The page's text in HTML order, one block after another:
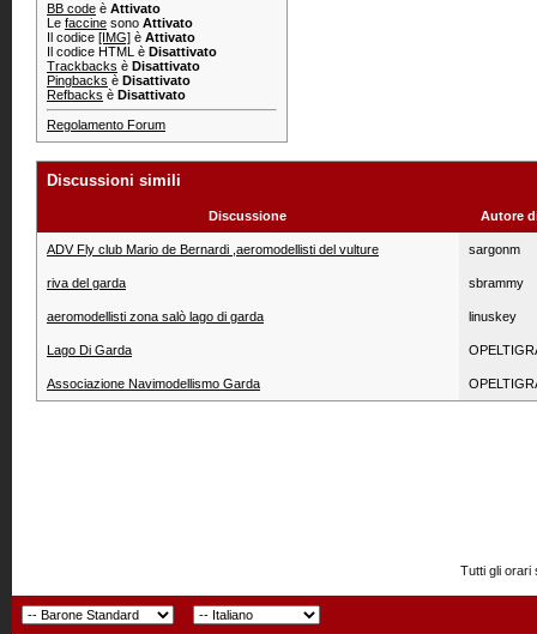
BB code è Attivato
Le faccine sono Attivato
Il codice [IMG] è Attivato
Il codice HTML è Disattivato
Trackbacks è Disattivato
Pingbacks è Disattivato
Refbacks è Disattivato
Regolamento Forum
Discussioni simili
Discussione Autore
ADV Fly club Mario de Bernardi ,aeromodellisti del vulture sargonm
riva del garda sbrammy
aeromodellisti zona salò lago di garda linuskey
Lago Di Garda
Associazione Navimodellismo Garda
Tutti gli orari